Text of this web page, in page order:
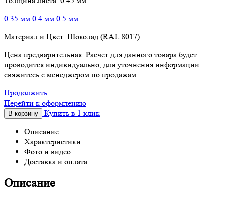
0.35 мм. 0.4 мм. 0.5 мм.
Материал и Цвет: Шоколад (RAL 8017)
Цена предварительная. Расчет для данного товара будет
проводится индивидуально, для уточнения информации
свяжитесь с менеджером по продажам.
Продолжить
Перейти к оформлению
В корзину
Купить в 1 клик
Описание
Характеристики
Фото и видео
Доставка и оплата
Описание